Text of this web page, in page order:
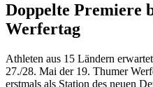
Doppelte Premiere
Werfertag
Athleten aus 15 Ländern
27./28. Mai der 19. Thumer
erstmals als Station des neuen